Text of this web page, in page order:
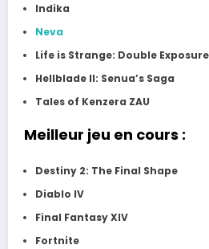
Indika
Neva
Life is Strange: Double Exposure
Hellblade II: Senua’s Saga
Tales of Kenzera ZAU
Meilleur jeu en cours :
Destiny 2: The Final Shape
Diablo IV
Final Fantasy XIV
Fortnite